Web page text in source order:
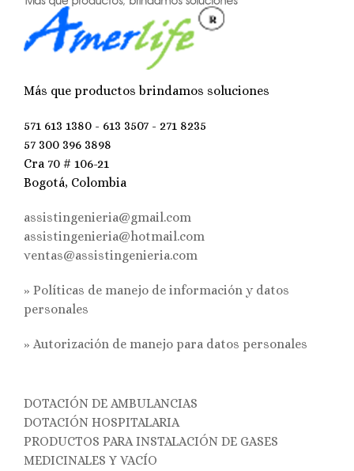
Más que productos brindamos soluciones
571 613 1380 - 613 3507 - 271 8235
57 300 396 3898
Cra 70 # 106-21
Bogotá, Colombia
assistingenieria@gmail.com
assistingenieria@hotmail.com
ventas@assistingenieria.com
» Políticas de manejo de información y datos
personales
» Autorización de manejo para datos personales
DOTACIÓN DE AMBULANCIAS
DOTACIÓN HOSPITALARIA
PRODUCTOS PARA INSTALACIÓN DE GASES
MEDICINALES Y VACÍO